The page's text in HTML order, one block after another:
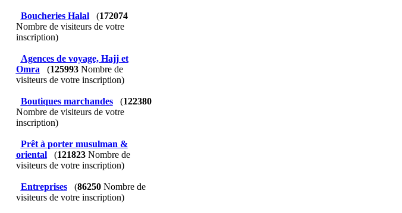
Boucheries Halal (172074
Nombre de visiteurs de votre
inscription)
Agences de voyage, Hajj et
Omra
(125993Nombre de
visiteurs de votre inscription)
Boutiques marchandes (122380
Nombre de visiteurs de votre
inscription)
Prêt à porter musulman &
oriental
(121823Nombre de
visiteurs de votre inscription)
Entreprises (86250Nombre de
visiteurs de votre inscription)